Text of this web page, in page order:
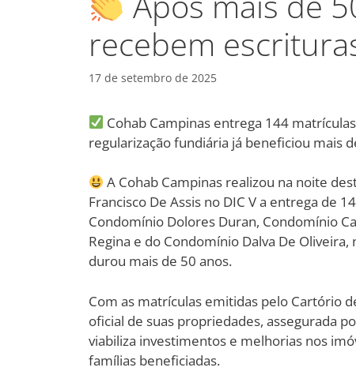
recebem
17 de setembro de 2025
Cohab Campinas entrega 144
regularização fundiária já beneficiou mais
A Cohab Campinas realizou na noite
Francisco De Assis no DIC V a entrega de
Condomínio Dolores Duran, Condomínio
Regina e do Condomínio Dalva De
durou mais de 50 anos.
Com as matrículas emitidas pelo Cartório
oficial de suas propriedades, assegurada
viabiliza investimentos e melhorias nos
famílias beneficiadas.